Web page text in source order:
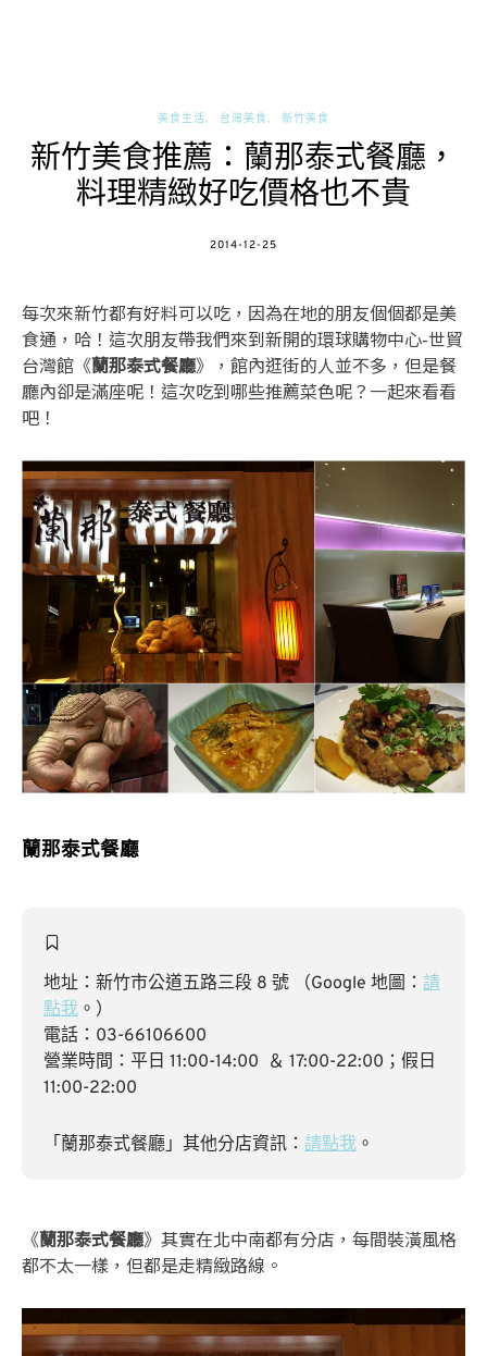
美食生活 台灣美食 新竹美食
新竹美食推薦：蘭那泰式餐廳，
料理精緻好吃價格也不貴
POSTED
2014-12-25
每次來新竹都有好料可以吃，因為在地的朋友個個都是美
食通，哈！這次朋友帶我們來到新開的環球購物中心-世貿
台灣館《蘭那泰式餐廳》，館內逛街的人並不多，但是餐
廳內卻是滿座呢！這次吃到哪些推薦菜色呢？一起來看看
吧！
蘭那泰式餐廳
地址：新竹市公道五路三段 8 號 （Google 地圖： 請
點我 。）
電話：03-66106600
營業時間：平日 11:00-14:00 ＆ 17:00-22:00；假日
11:00-22:00
「蘭那泰式餐廳」其他分店資訊： 請點我 。
《蘭那泰式餐廳》其實在北中南都有分店，每間裝潢風格
都不太一樣，但都是走精緻路線。